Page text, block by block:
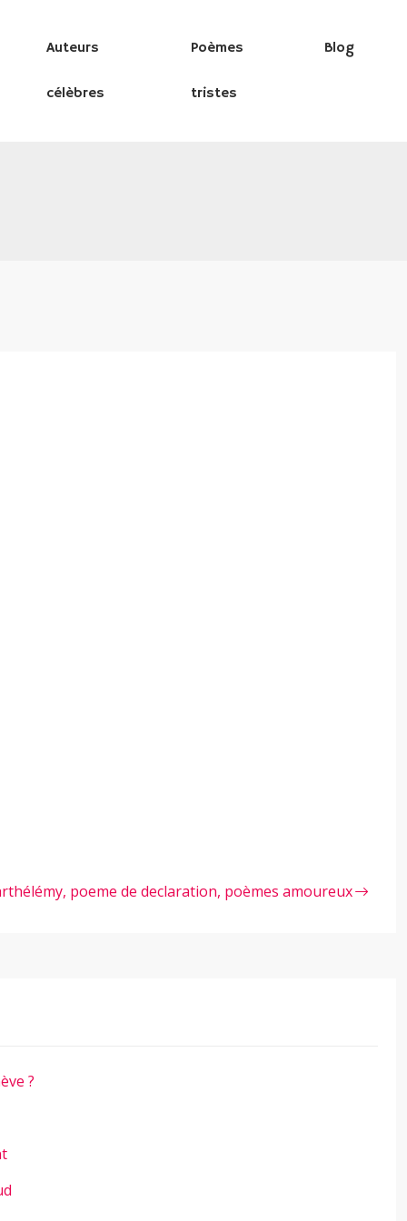
Auteurs
célèbres
Poèmes
tristes
Blog
poeme de declaration, poèmes amoureux
?